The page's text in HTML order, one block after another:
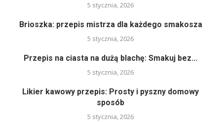
5 stycznia, 2026
Brioszka: przepis mistrza dla każdego smakosza
5 stycznia, 2026
Przepis na ciasta na dużą blachę: Smakuj bez...
5 stycznia, 2026
Likier kawowy przepis: Prosty i pyszny domowy
sposób
5 stycznia, 2026